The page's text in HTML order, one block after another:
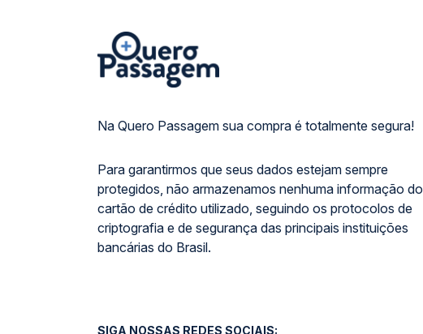
Na Quero Passagem sua compra é totalmente segura!
Para garantirmos que seus dados estejam sempre
protegidos, não armazenamos nenhuma informação do
cartão de crédito utilizado, seguindo os protocolos de
criptografia e de segurança das principais instituições
bancárias do Brasil.
SIGA NOSSAS REDES SOCIAIS: